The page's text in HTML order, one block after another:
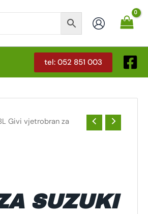
tel: 052 851 003
Givi vjetrobran za
SUZUKI